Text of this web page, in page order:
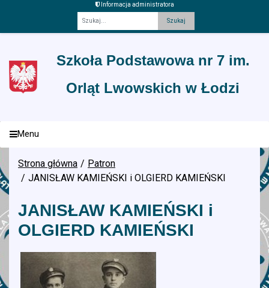
Informacja administratora
Szkoła Podstawowa nr 7 im.
Orląt Lwowskich w Łodzi
Menu
Strona główna
Patron
JANISŁAW KAMIEŃSKI i OLGIERD KAMIEŃSKI
JANISŁAW KAMIEŃSKI i
OLGIERD KAMIEŃSKI